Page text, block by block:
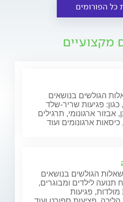
כל הפורומים
מקצועיים
הגולשים בנושאים
כגון: פגיעות שריר-שלד
אבזור ארגונומי, תרגילים
כיסאות ארגונומים ועוד
הגולשים בנושאים
תנועה לילדים ומבוגרים,
מולדות, פגיעות